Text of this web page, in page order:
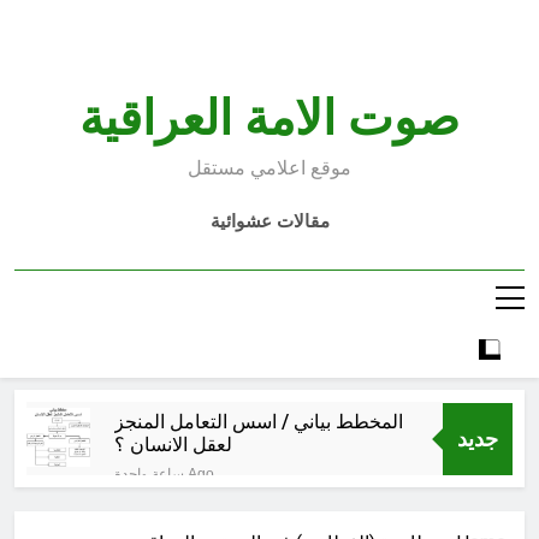
صوت الامة العراقية
موقع اعلامي مستقل
مقالات عشوائية
جديد
المخطط بياني / اسس التعامل المنجز
لعقل الانسان ؟
ساعة واحدة Ago